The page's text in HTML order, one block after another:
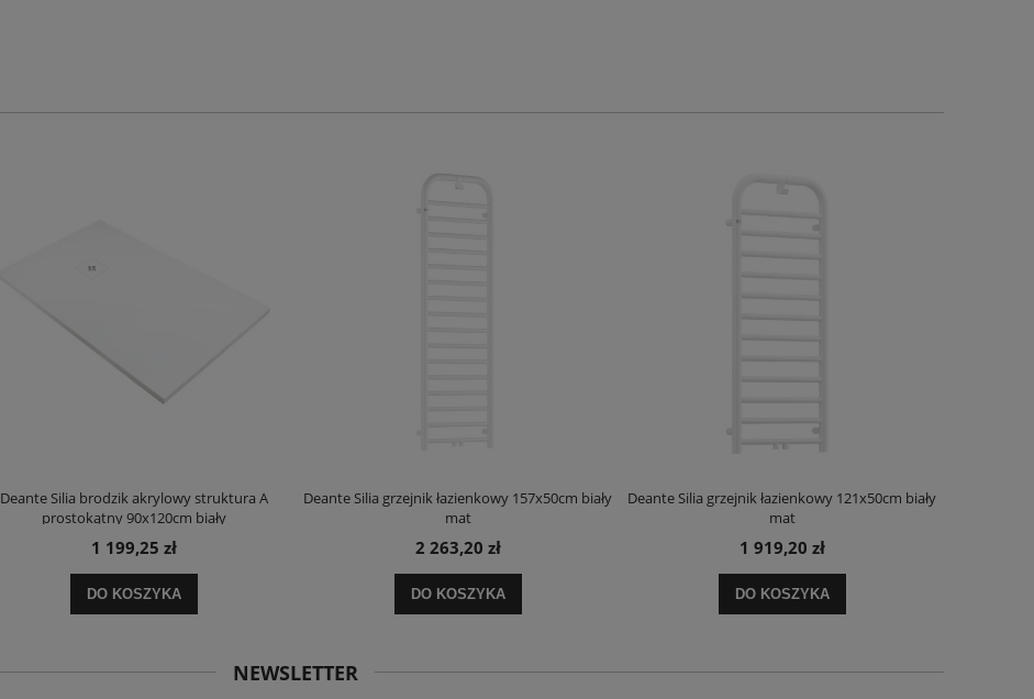
Deante Silia brodzik akrylowy struktura A
prostokątny 90x120cm biały
1 199,25 zł
DO KOSZYKA
Deante Silia grzejnik łazienkowy 157x50cm biały
mat
2 263,20 zł
DO KOSZYKA
Deante Silia grzejnik łazienkowy 121x50cm biały
mat
1 919,20 zł
DO KOSZYKA
NEWSLETTER